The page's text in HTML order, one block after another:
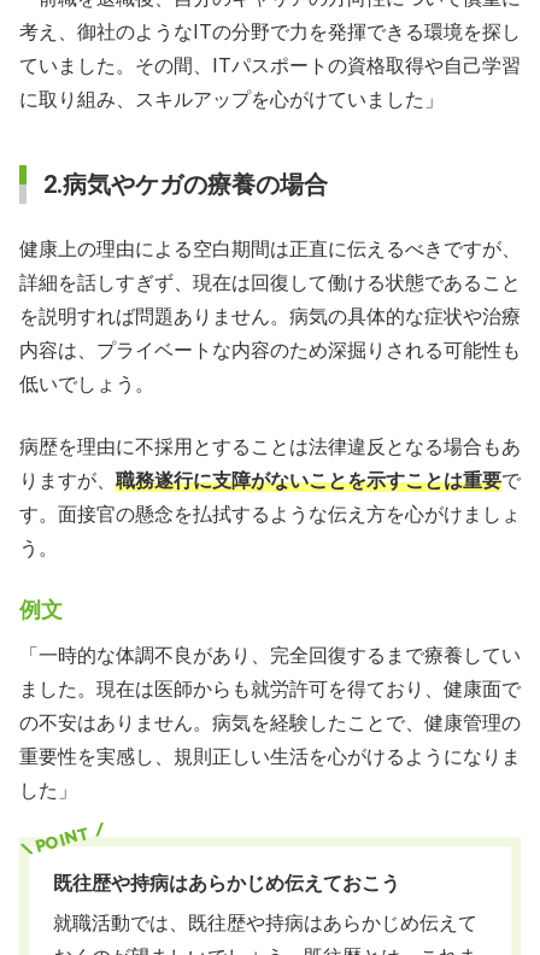
考え、御社のようなITの分野で力を発揮できる環境を探し
ていました。その間、ITパスポートの資格取得や自己学習
に取り組み、スキルアップを心がけていました」
2.病気やケガの療養の場合
健康上の理由による空白期間は正直に伝えるべきですが、
詳細を話しすぎず、現在は回復して働ける状態であること
を説明すれば問題ありません。病気の具体的な症状や治療
内容は、プライベートな内容のため深掘りされる可能性も
低いでしょう。
病歴を理由に不採用とすることは法律違反となる場合もあ
りますが、 職務遂行に支障がないことを示すことは重要で
す。面接官の懸念を払拭するような伝え方を心がけましょ
う。
例文
「一時的な体調不良があり、完全回復するまで療養してい
ました。現在は医師からも就労許可を得ており、健康面で
の不安はありません。病気を経験したことで、健康管理の
重要性を実感し、規則正しい生活を心がけるようになりま
した」
既往歴や持病はあらかじめ伝えておこう
就職活動では、既往歴や持病はあらかじめ伝えて